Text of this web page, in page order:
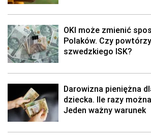
OKI może zmienić
Polaków. Czy
szwedzkiego ISK?
Darowizna pieniężna
dziecka. Ile razy
Jeden ważny warunek